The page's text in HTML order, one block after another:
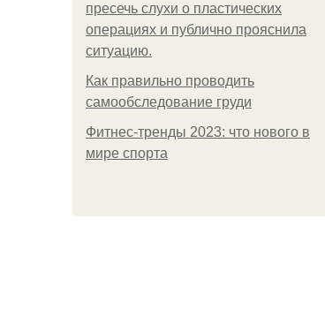
пресечь слухи о пластических
операциях и публично прояснила
ситуацию.
Как правильно проводить
самообследование груди
Фитнес-тренды 2023: что нового в
мире спорта